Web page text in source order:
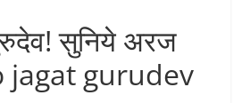
सुनिये अरज
jagat gurudev